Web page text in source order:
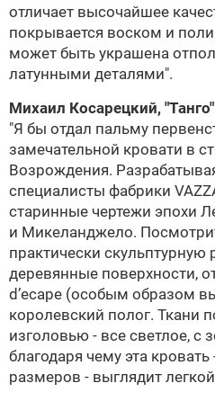
отличает высочайшее
покрывается воском и
может быть украшена
латунными деталями".
Михаил Косарецкий, "Танго"
"Я бы отдал пальму
замечательной кровати в
Возрождения.
специалисты фабрики
старинные чертежи эпохи
и Микеланджело.
практически скульптурную
деревянные поверхности,
d’ecape (особым образом
королевский полог. Ткани
изголовью - все светлое, с
благодаря чему эта
размеров - выглядит